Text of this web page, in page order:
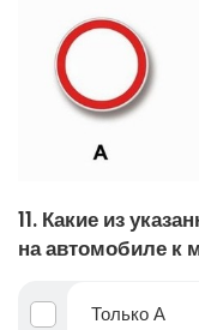
11. Какие из
на автомобиле к
Только А